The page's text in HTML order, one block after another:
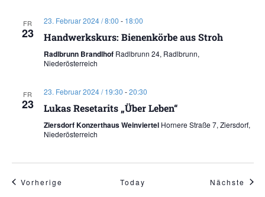
FR
23
23. Februar 2024 / 8:00 - 18:00
Handwerkskurs: Bienenkörbe aus Stroh
Radlbrunn Brandlhof Radlbrunn 24, Radlbrunn,
Niederösterreich
FR
23
23. Februar 2024 / 19:30 -20:30
Lukas Resetarits „Über Leben“
Ziersdorf Konzerthaus Weinviertel Hornere Straße 7, Ziersdorf,
Niederösterreich
Vorherige VeranstaltungenToday Nächste